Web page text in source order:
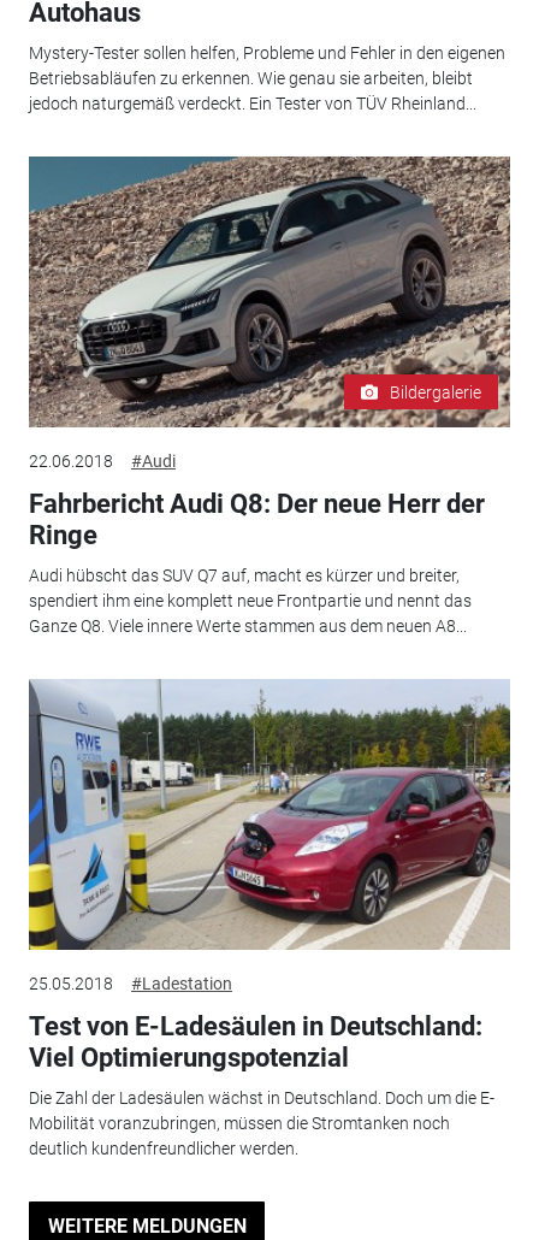
Autohaus
Mystery-Tester sollen helfen, Probleme und Fehler in den eigenen
Betriebsabläufen zu erkennen. Wie genau sie arbeiten, bleibt
jedoch naturgemäß verdeckt. Ein Tester von TÜV Rheinland...
Bildergalerie
22.06.2018 #Audi
Fahrbericht Audi Q8: Der neue Herr der
Ringe
Audi hübscht das SUV Q7 auf, macht es kürzer und breiter,
spendiert ihm eine komplett neue Frontpartie und nennt das
Ganze Q8. Viele innere Werte stammen aus dem neuen A8...
25.05.2018 #Ladestation
Test von E-Ladesäulen in Deutschland:
Viel Optimierungspotenzial
Die Zahl der Ladesäulen wächst in Deutschland. Doch um die E-
Mobilität voranzubringen, müssen die Stromtanken noch
deutlich kundenfreundlicher werden.
WEITERE MELDUNGEN